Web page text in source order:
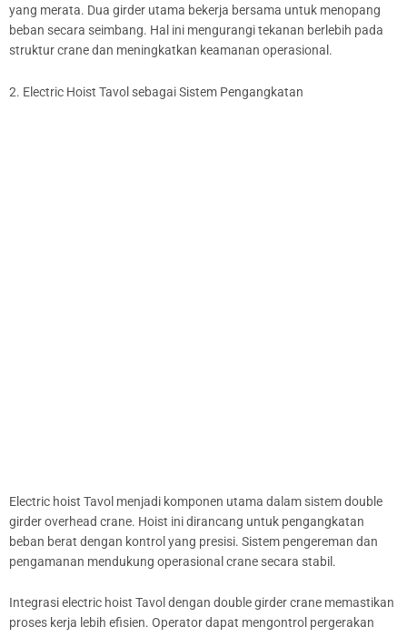
yang merata. Dua girder utama bekerja bersama untuk menopang
beban secara seimbang. Hal ini mengurangi tekanan berlebih pada
struktur crane dan meningkatkan keamanan operasional.
2. Electric Hoist Tavol sebagai Sistem Pengangkatan
Electric hoist Tavol menjadi komponen utama dalam sistem double
girder overhead crane. Hoist ini dirancang untuk pengangkatan
beban berat dengan kontrol yang presisi. Sistem pengereman dan
pengamanan mendukung operasional crane secara stabil.
Integrasi electric hoist Tavol dengan double girder crane memastikan
proses kerja lebih efisien. Operator dapat mengontrol pergerakan